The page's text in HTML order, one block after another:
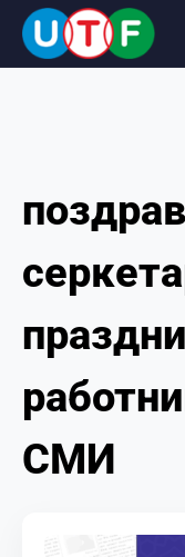
ГЛАВНАЯ
ФТУ
НОВОСТИ
ДОКУМЕНТЫ
ПЕРСОНАЛИИ
СМИ